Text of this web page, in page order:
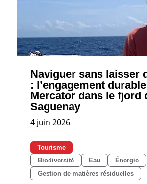
Naviguer sans laisser
: l’engagement
Mercator dans le fjord
Saguenay
4 juin 2026
Tourisme
Biodiversité
Eau
Énergie
Gestion de matières résiduelles